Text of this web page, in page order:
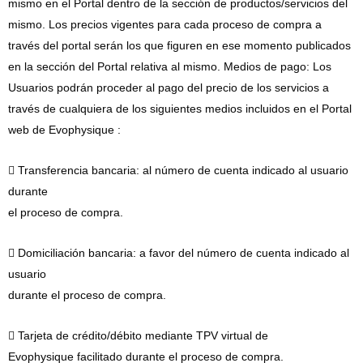
mismo en el Portal dentro de la sección de productos/servicios del
mismo. Los precios vigentes para cada proceso de compra a
través del portal serán los que figuren en ese momento publicados
en la sección del Portal relativa al mismo. Medios de pago: Los
Usuarios podrán proceder al pago del precio de los servicios a
través de cualquiera de los siguientes medios incluidos en el Portal
web de Evophysique :
 Transferencia bancaria: al número de cuenta indicado al usuario
durante
el proceso de compra.
 Domiciliación bancaria: a favor del número de cuenta indicado al
usuario
durante el proceso de compra.
 Tarjeta de crédito/débito mediante TPV virtual de
Evophysique facilitado durante el proceso de compra.